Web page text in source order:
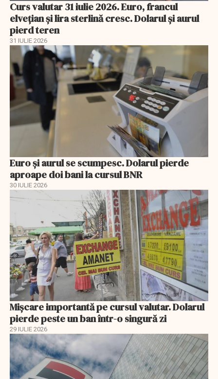
Curs valutar 31 iulie 2026. Euro, francul
elvețian și lira sterlină cresc. Dolarul și aurul
pierd teren
31 IULIE 2026
Euro și aurul se scumpesc. Dolarul pierde
aproape doi bani la cursul BNR
30 IULIE 2026
Mișcare importantă pe cursul valutar. Dolarul
pierde peste un ban într-o singură zi
29 IULIE 2026